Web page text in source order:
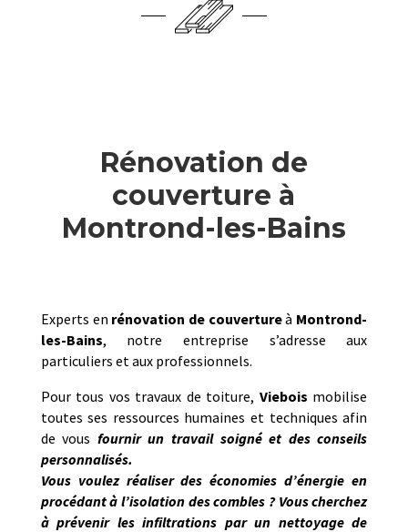
Rénovation de
couverture à
Montrond-les-Bains
Experts en rénovation de couvertureà Montrond-
les-Bains, notre entreprise s’adresse aux
particuliers et aux professionnels.
Pour tous vos travaux de toiture, Viebois mobilise
toutes ses ressources humaines et techniques afin
de vous fournir un travail soigné et des conseils
personnalisés.
Vous voulez réaliser des économies d’énergie en
procédant à l’isolation des combles ? Vous cherchez
à prévenir les infiltrations par un nettoyage de